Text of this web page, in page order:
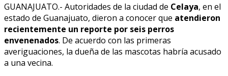
GUANAJUATO.- Autoridades de la ciudad de Celaya, en el
estado de Guanajuato, dieron a conocer que atendieron
recientemente un reporte por seis perros
envenenados. De acuerdo con las primeras
averiguaciones, la dueña de las mascotas habría acusado
a una vecina.